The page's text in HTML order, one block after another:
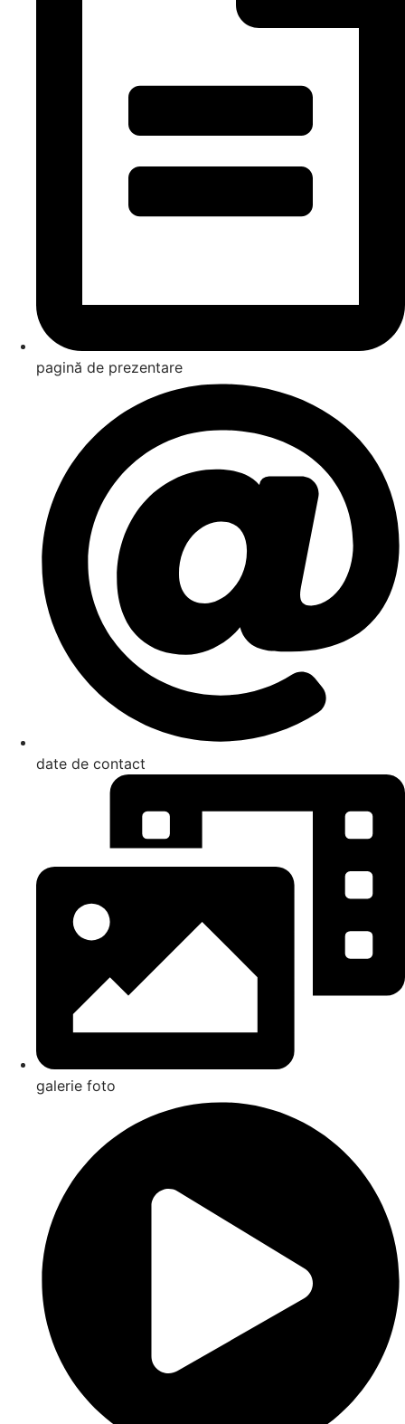
pagină de prezentare
date de contact
galerie foto